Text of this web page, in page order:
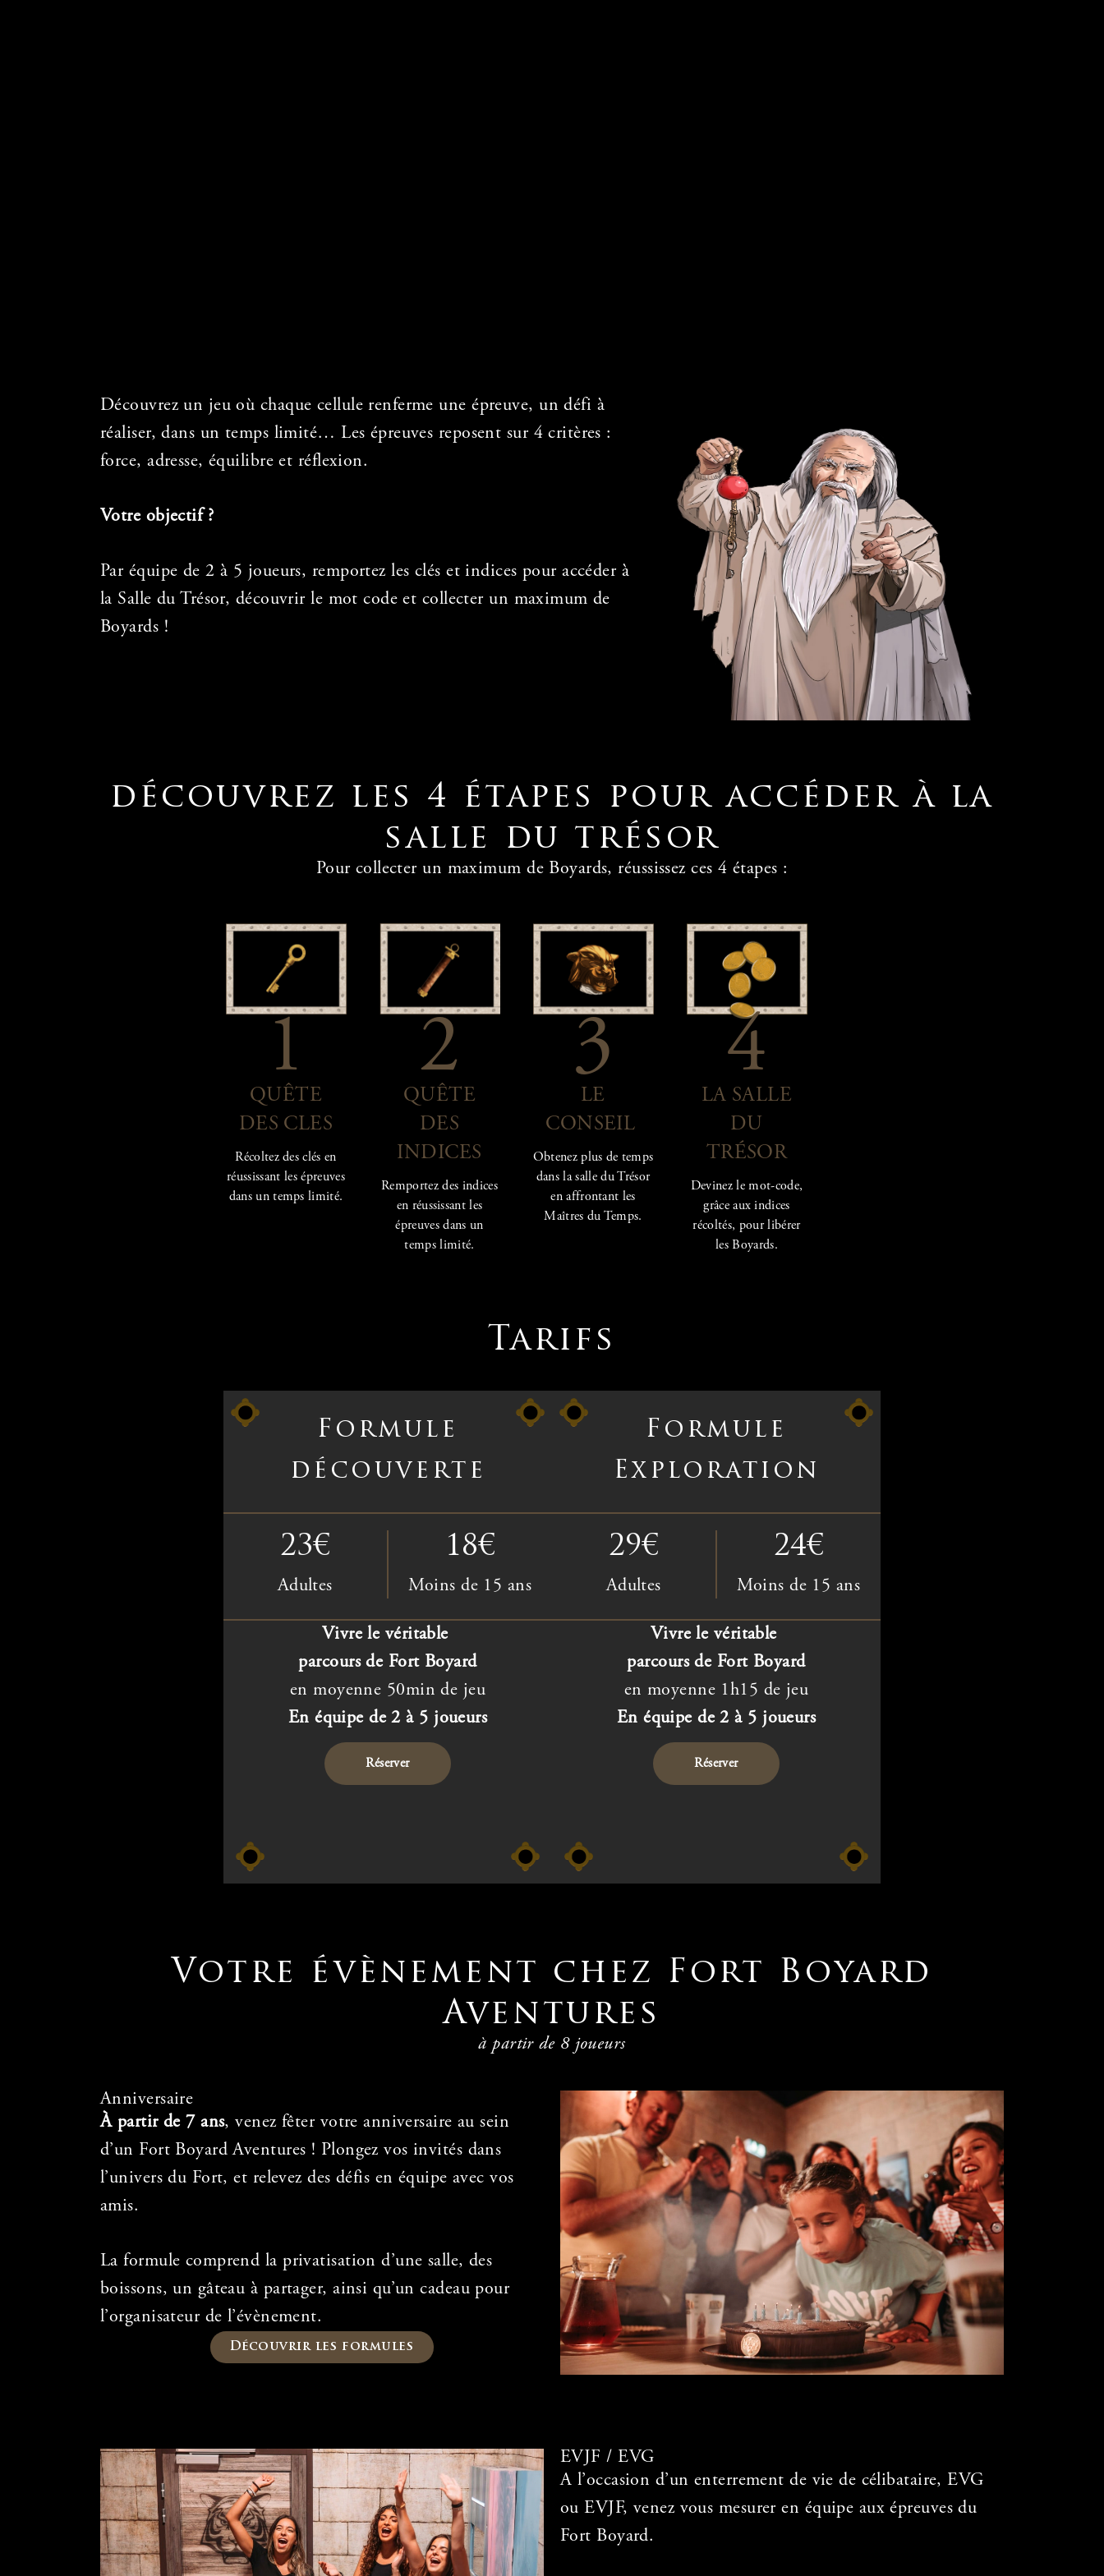
Découvrez un jeu où chaque cellule renferme une épreuve, un défi à
réaliser, dans un temps limité… Les épreuves reposent sur 4 critères :
force, adresse, équilibre et réflexion.
Votre objectif ?
Par équipe de 2 à 5 joueurs, remportez les clés et indices pour accéder à
la Salle du Trésor, découvrir le mot code et collecter un maximum de
Boyards !
découvrez les 4 étapes pour accéder à la
salle du trésor
Pour collecter un maximum de Boyards, réussissez ces 4 étapes :
1
QUÊTE
DES CLES
Récoltez des clés en
réussissant les épreuves
dans un temps limité.
2
QUÊTE
DES
INDICES
Remportez des indices
en réussissant les
épreuves dans un
temps limité.
3
LE
CONSEIL
Obtenez plus de temps
dans la salle du Trésor
en affrontant les
Maîtres du Temps.
4
LA SALLE
DU
TRÉSOR
Devinez le mot-code,
grâce aux indices
récoltés, pour libérer
les Boyards.
Tarifs
Formule
découverte
23€
Adultes
18€
Moins de 15 ans
Vivre le véritable
parcours de Fort Boyard
en moyenne 50min de jeu
En équipe de 2 à 5 joueurs
Réserver
Formule
Exploration
29€
Adultes
24€
Moins de 15 ans
Vivre le véritable
parcours de Fort Boyard
en moyenne 1h15 de jeu
En équipe de 2 à 5 joueurs
Réserver
Votre évènement chez Fort Boyard
Aventures
à partir de 8 joueurs
Anniversaire
À partir de 7 ans, venez fêter votre anniversaire au sein
d’un Fort Boyard Aventures ! Plongez vos invités dans
l’univers du Fort, et relevez des défis en équipe avec vos
amis.
La formule comprend la privatisation d’une salle, des
boissons, un gâteau à partager, ainsi qu’un cadeau pour
l’organisateur de l’évènement.
Découvrir les formules
EVJF / EVG
A l’occasion d’un enterrement de vie de célibataire, EVG
ou EVJF, venez vous mesurer en équipe aux épreuves du
Fort Boyard.